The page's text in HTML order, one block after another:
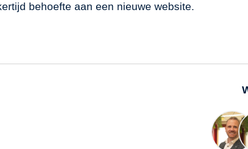
behoefte aan een nieuwe website.